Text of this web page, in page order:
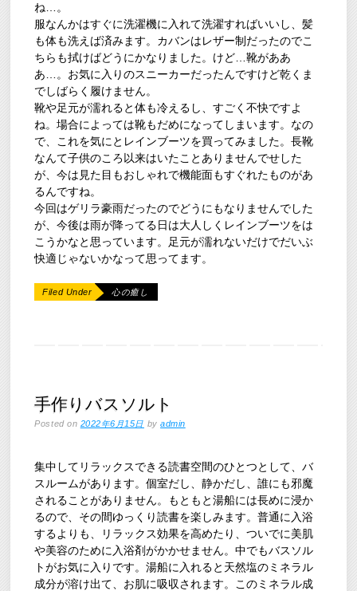
ね…。
服なんかはすぐに洗濯機に入れて洗濯すればいいし、髪
も体も洗えば済みます。カバンはレザー制だったのでこ
ちらも拭けばどうにかなりました。けど…靴がああ
あ…。お気に入りのスニーカーだったんですけど乾くま
でしばらく履けません。
靴や足元が濡れると体も冷えるし、すごく不快ですよ
ね。場合によっては靴もだめになってしまいます。なの
で、これを気にとレインブーツを買ってみました。長靴
なんて子供のころ以来はいたことありませんでせした
が、今は見た目もおしゃれで機能面もすぐれたものがあ
るんですね。
今回はゲリラ豪雨だったのでどうにもなりませんでした
が、今後は雨が降ってる日は大人しくレインブーツをは
こうかなと思っています。足元が濡れないだけでだいぶ
快適じゃないかなって思ってます。
Filed Under 心の癒し
手作りバスソルト
Posted on 2022年6月15日 byadmin
集中してリラックスできる読書空間のひとつとして、バ
スルームがあります。個室だし、静かだし、誰にも邪魔
されることがありません。もともと湯船には長めに浸か
るので、その間ゆっくり読書を楽しみます。普通に入浴
するよりも、リラックス効果を高めたり、ついでに美肌
や美容のために入浴剤がかかせません。中でもバスソル
トがお気に入りです。湯船に入れると天然塩のミネラル
成分が溶け出て、お肌に吸収されます。このミネラル成